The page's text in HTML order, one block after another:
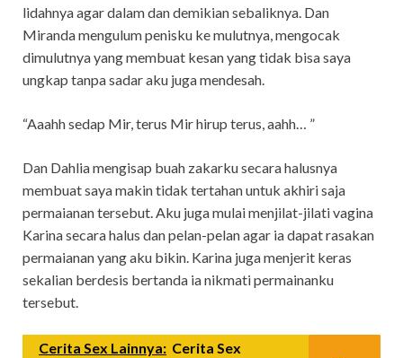
lidahnya agar dalam dan demikian sebaliknya. Dan
Miranda mengulum penisku ke mulutnya, mengocak
dimulutnya yang membuat kesan yang tidak bisa saya
ungkap tanpa sadar aku juga mendesah.
“Aaahh sedap Mir, terus Mir hirup terus, aahh… ”
Dan Dahlia mengisap buah zakarku secara halusnya
membuat saya makin tidak tertahan untuk akhiri saja
permaianan tersebut. Aku juga mulai menjilat-jilati vagina
Karina secara halus dan pelan-pelan agar ia dapat rasakan
permaianan yang aku bikin. Karina juga menjerit keras
sekalian berdesis bertanda ia nikmati permainanku
tersebut.
Cerita Sex Lainnya: Cerita Sex